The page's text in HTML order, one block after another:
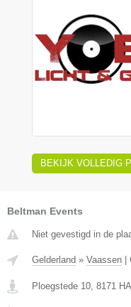
BEKIJK VOLLEDIG
Beltman Events
Niet gevestigd in de
Gelderland » Vaassen
Ploegstede 10 8171 HA